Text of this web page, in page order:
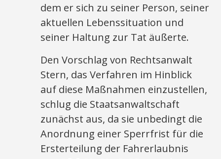
dem er sich zu seiner Person, seiner
aktuellen Lebenssituation und
seiner Haltung zur Tat äußerte.
Den Vorschlag von Rechtsanwalt
Stern, das Verfahren im Hinblick
auf diese Maßnahmen einzustellen,
schlug die Staatsanwaltschaft
zunächst aus, da sie unbedingt die
Anordnung einer Sperrfrist für die
Ersterteilung der Fahrerlaubnis